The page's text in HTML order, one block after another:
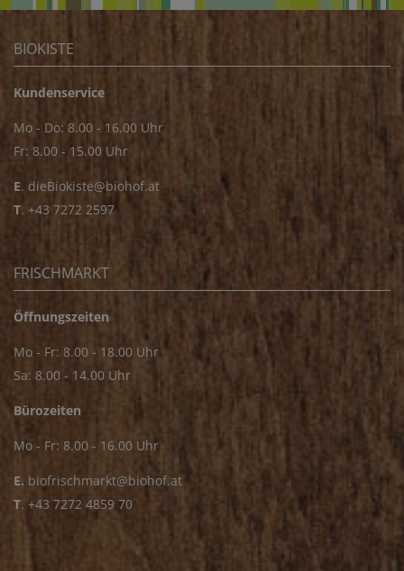
BIOKISTE
Kundenservice
Mo - Do: 8.00 - 16.00 Uhr
Fr: 8.00 - 15.00 Uhr
E. dieBiokiste@biohof.at
T. +43 7272 2597
FRISCHMARKT
Öffnungszeiten
Mo - Fr: 8.00 - 18.00 Uhr
Sa: 8.00 - 14.00 Uhr
Bürozeiten
Mo - Fr: 8.00 - 16.00 Uhr
E. biofrischmarkt@biohof.at
T. +43 7272 4859 70